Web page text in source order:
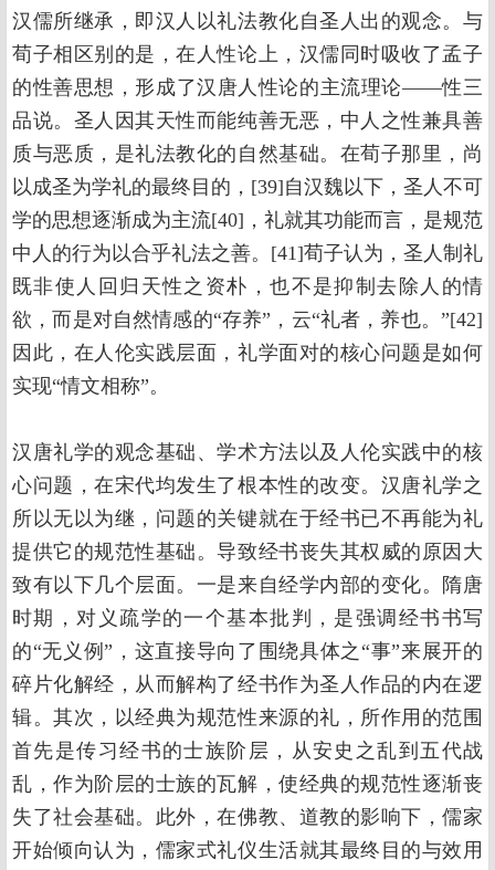
汉儒所继承，即汉人以礼法教化自圣人出的观念。与
荀子相区别的是，在人性论上，汉儒同时吸收了孟子
的性善思想，形成了汉唐人性论的主流理论——性三
品说。圣人因其天性而能纯善无恶，中人之性兼具善
质与恶质，是礼法教化的自然基础。在荀子那里，尚
以成圣为学礼的最终目的，[39]自汉魏以下，圣人不可
学的思想逐渐成为主流[40]，礼就其功能而言，是规范
中人的行为以合乎礼法之善。[41]荀子认为，圣人制礼
既非使人回归天性之资朴，也不是抑制去除人的情
欲，而是对自然情感的“存养”，云“礼者，养也。”[42]
因此，在人伦实践层面，礼学面对的核心问题是如何
实现“情文相称”。
汉唐礼学的观念基础、学术方法以及人伦实践中的核
心问题，在宋代均发生了根本性的改变。汉唐礼学之
所以无以为继，问题的关键就在于经书已不再能为礼
提供它的规范性基础。导致经书丧失其权威的原因大
致有以下几个层面。一是来自经学内部的变化。隋唐
时期，对义疏学的一个基本批判，是强调经书书写
的“无义例”，这直接导向了围绕具体之“事”来展开的
碎片化解经，从而解构了经书作为圣人作品的内在逻
辑。其次，以经典为规范性来源的礼，所作用的范围
首先是传习经书的士族阶层，从安史之乱到五代战
乱，作为阶层的士族的瓦解，使经典的规范性逐渐丧
失了社会基础。此外，在佛教、道教的影响下，儒家
开始倾向认为，儒家式礼仪生活就其最终目的与效用